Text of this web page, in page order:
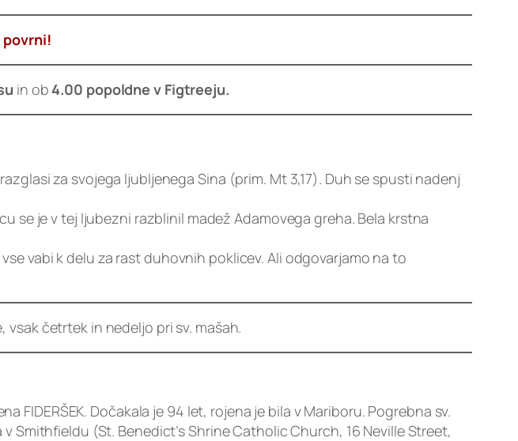
povrni!
in ob 4.00 popoldne v Figtreeju.
za svojega ljubljenega Sina (prim. Mt 3,17). Duh se spusti nadenj
se je v tej ljubezni razblinil madež Adamovega greha. Bela krstna
vabi k delu za rast duhovnih poklicev. Ali odgovarjamo na to
vsak četrtek in nedeljo pri sv. mašah.
FIDERŠEK. Dočakala je 94 let, rojena je bila v Mariboru. Pogrebna sv.
Smithfieldu (St. Benedict’s Shrine Catholic Church, 16 Neville Street,